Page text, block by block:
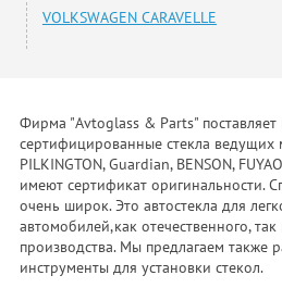
VOLKSWAGEN CARAVELLE
Фирма "Avtoglass & Parts"
сертифицированные стекла ведущих
PILKINGTON, Guardian, BENSON,
имеют сертификат оригинальности.
очень широк. Это автостекла для
автомобилей,как отечественного,
производства. Мы предлагаем также
инструменты для установки стекол.